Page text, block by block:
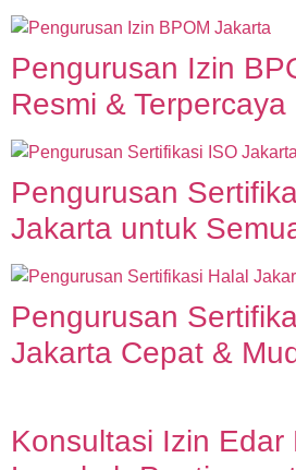
Pengurusan Izin
Resmi & Terpercaya
Pengurusan
Jakarta untuk
Pengurusan
Jakarta Cepat &
Konsultasi Izin Edar